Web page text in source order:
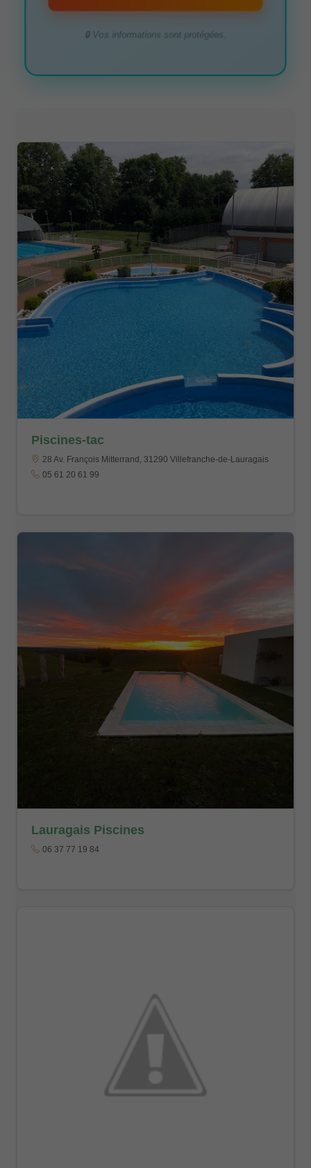
🔒 Vos informations sont protégées.
Piscines-tac
28 Av. François Mitterrand, 31290 Villefranche-de-Lauragais
05 61 20 61 99
Lauragais Piscines
06 37 77 19 84